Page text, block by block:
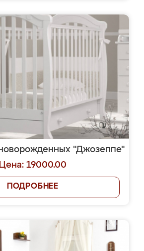
"Джозеппе"
Цена: 19000.00
ПОДРОБНЕЕ